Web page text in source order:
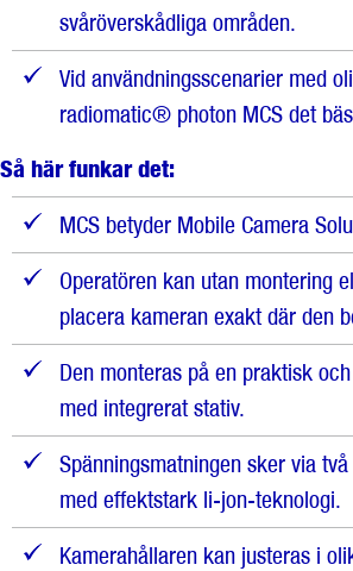
svåröverskådliga områden.
Vid användningsscenarier med
radiomatic® photon MCS det
Så här funkar det:
MCS betyder Mobile Camera
Operatören kan utan montering
placera kameran exakt där den
Den monteras på en praktisk
med integrerat stativ.
Spänningsmatningen sker via
med effektstark li-jon-teknologi.
Kamerahållaren kan justeras i